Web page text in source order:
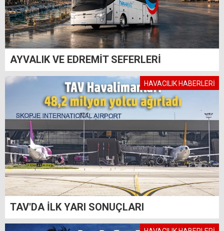
AYVALIK VE EDREMİT SEFERLERİ
HAVACILIK HABERLERİ
TAV'DA İLK YARI SONUÇLARI